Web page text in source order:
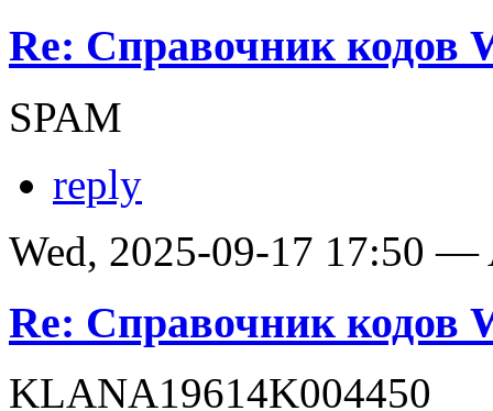
Re: Справочник кодов
SPAM
reply
Wed, 2025-09-17 17:50 —
Re: Справочник кодов
KLANA19614K004450